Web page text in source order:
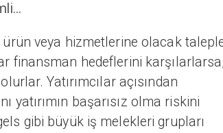
veya hizmetlerine olacak
finansman hedeflerini
Yatırımcılar açısından
yatırımın başarısız olma riskini
gibi büyük iş melekleri grupları